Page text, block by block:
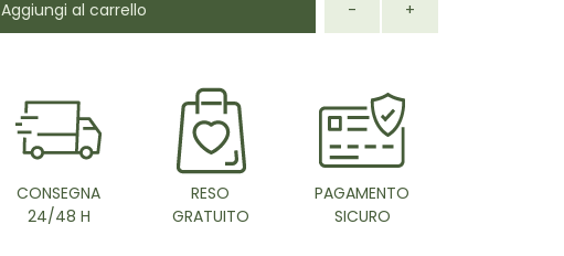
Aggiungi al carrello - +
CONSEGNA
24/48 H
RESO
GRATUITO
PAGAMENTO
SICURO